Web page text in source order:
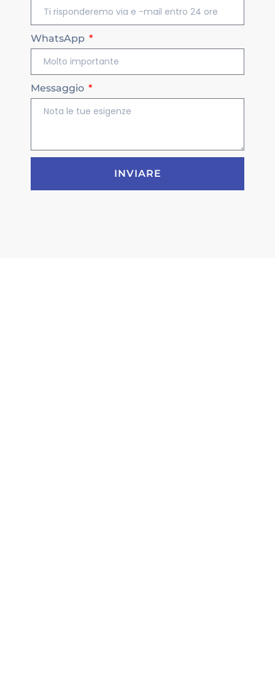
WhatsApp
Messaggio
INVIARE